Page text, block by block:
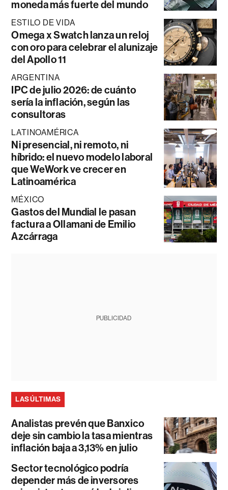
moneda más fuerte del mundo
ESTILO DE VIDA
Omega x Swatch lanza un reloj
con oro para celebrar el alunizaje
del Apollo 11
ARGENTINA
IPC de julio 2026: de cuánto
sería la inflación, según las
consultoras
LATINOAMÉRICA
Ni presencial, ni remoto, ni
híbrido: el nuevo modelo laboral
que WeWork ve crecer en
Latinoamérica
MÉXICO
Gastos del Mundial le pasan
factura a Ollamani de Emilio
Azcárraga
PUBLICIDAD
LAS ÚLTIMAS
Analistas prevén que Banxico
deje sin cambio la tasa mientras
inflación baja a 3,13% en julio
Sector tecnológico podría
depender más de inversores